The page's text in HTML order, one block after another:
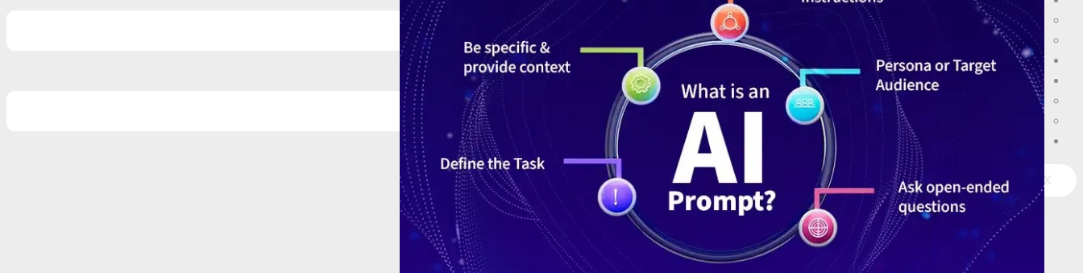
قصص النجاح
أعمالنا
المدونة
مكتب المهندس ميدان الجيزة
مكتب المهندس مدينة طوخ